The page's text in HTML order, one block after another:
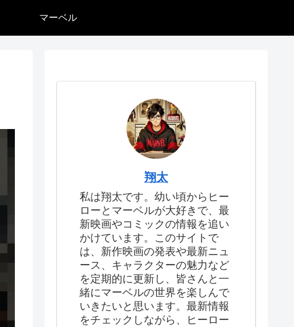
マーベル
翔太
私は翔太です。幼い頃からヒー
ローとマーベルが大好きで、最
新映画やコミックの情報を追い
かけています。このサイトで
は、新作映画の発表や最新ニュ
ース、キャラクターの魅力など
を定期的に更新し、皆さんと一
緒にマーベルの世界を楽しんで
いきたいと思います。最新情報
をチェックしながら、ヒーロー